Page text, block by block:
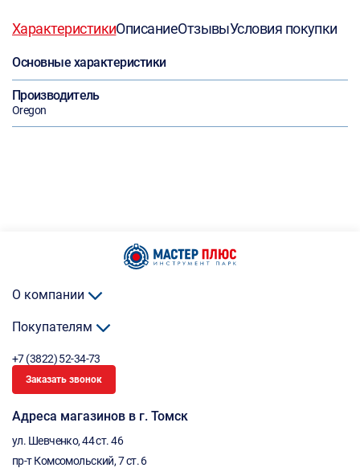
ХарактеристикиОписаниеОтзывыУсловия покупки
Основные характеристики
Производитель
Oregon
О компании
Покупателям
+7 (3822) 52-34-73
Заказать звонок
Адреса магазинов в г. Томск
ул. Шевченко, 44 ст. 46
пр-т Комсомольский, 7 ст. 6